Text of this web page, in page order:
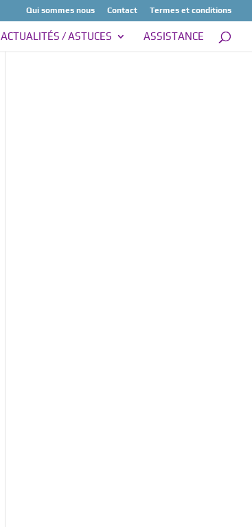
Qui sommes nous Contact Termes et conditions
ACTUALITÉS / ASTUCES ASSISTANCE